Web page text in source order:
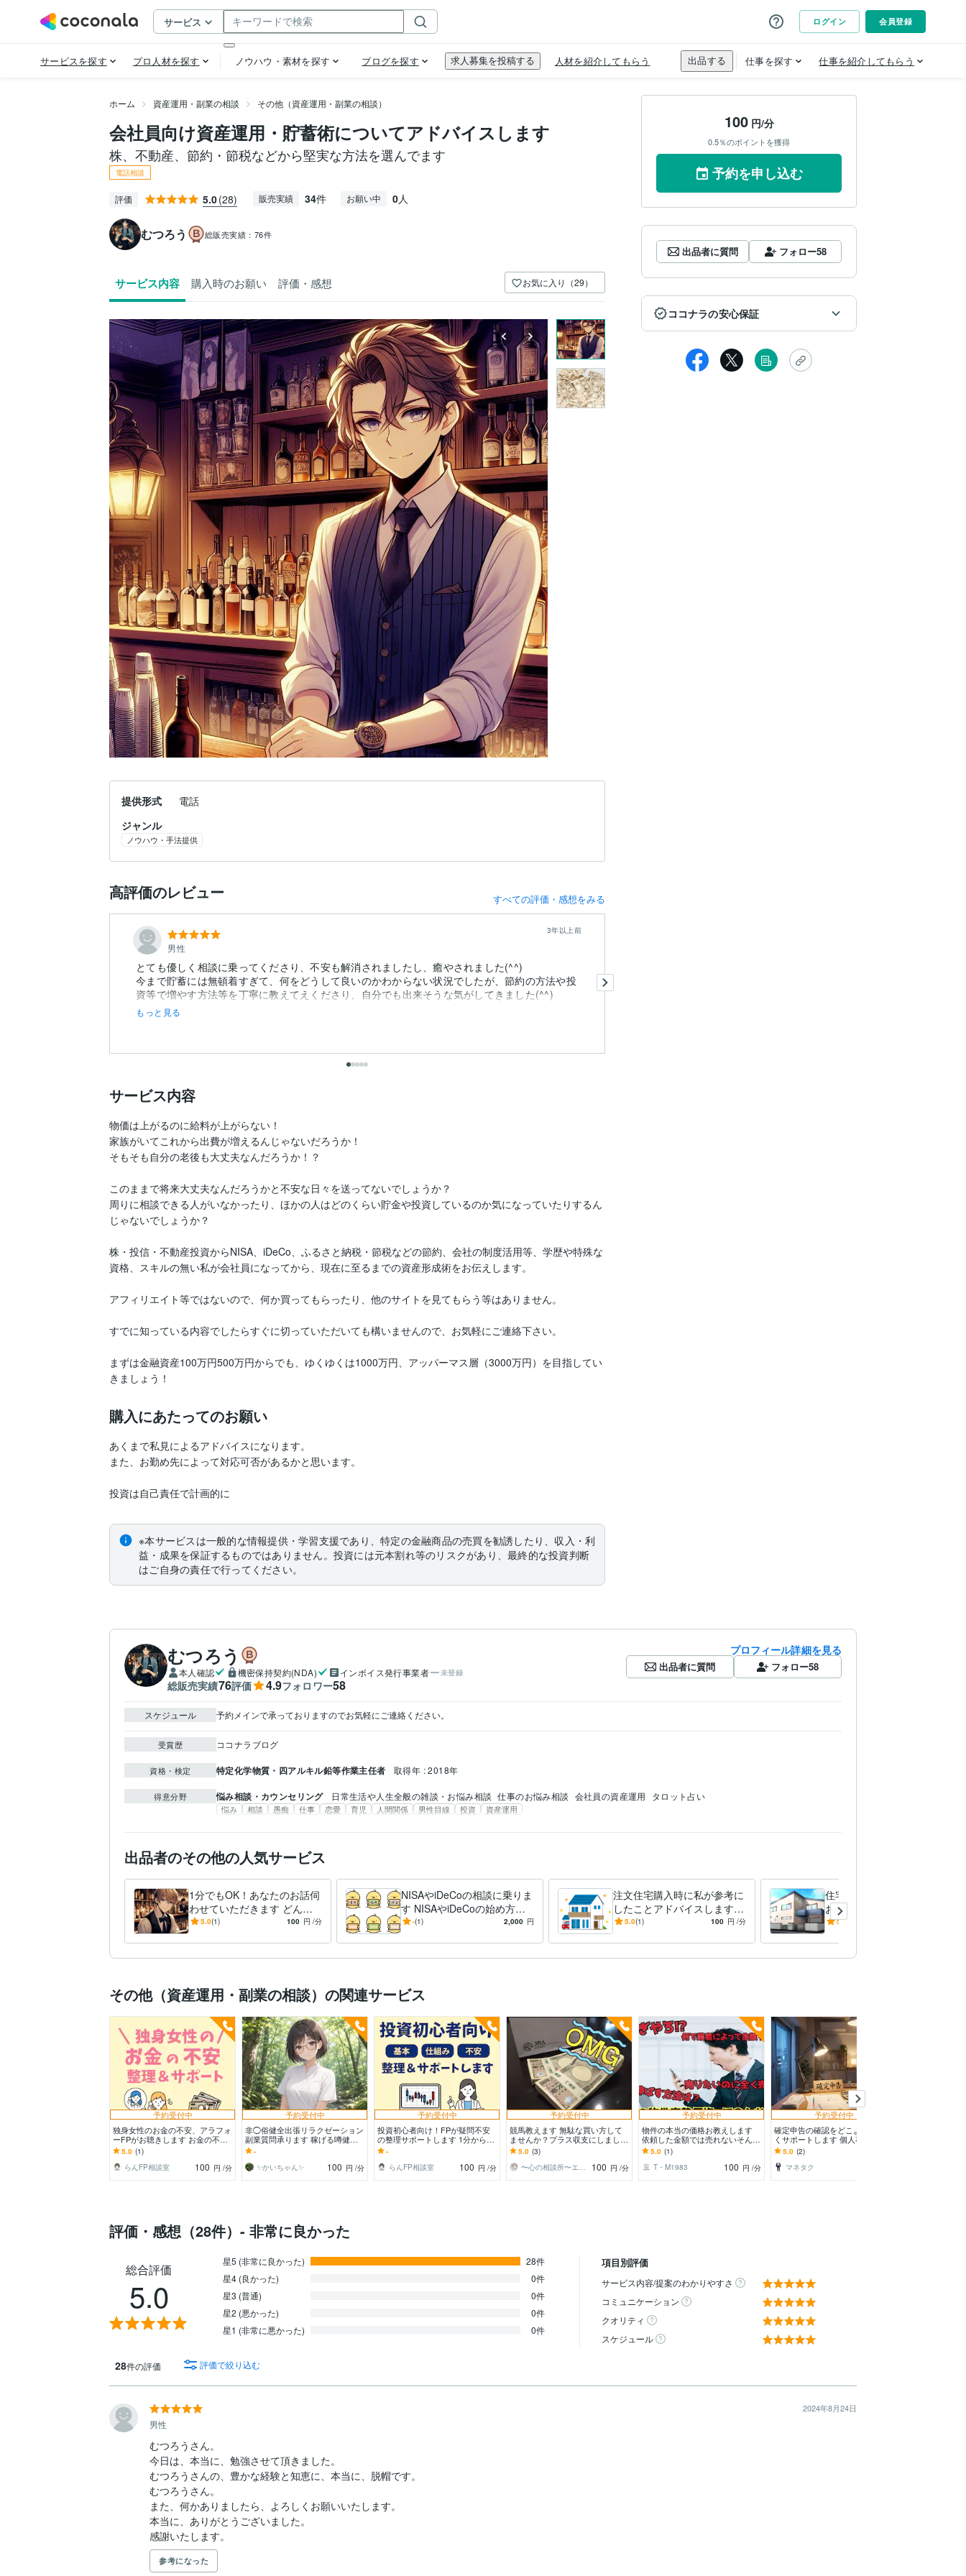
ホーム 資産運用・副業の相談 その他（資産運用・副業の相談）
会社員向け資産運用・貯蓄術についてアドバイスします
株、不動産、節約・節税などから堅実な方法を選んでます
電話相談
評価 5.0(28) 販売実績 34件 お願い中 0人
むつろう 総販売実績： 76件
サービス内容 購入時のお願い 評価・感想 お気に入り（29）
提供形式
電話
ジャンル
ノウハウ・手法提供
高評価のレビュー すべての評価・感想をみる
男性
3年以上前
とても優しく相談に乗ってくださり、不安も解消されましたし、癒やされました(^^)
今まで貯蓄には無頓着すぎて、何をどうして良いのかわからない状況でしたが、節約の方法や投
もっと見る
サービス内容
物価は上がるのに給料が上がらない！
家族がいてこれから出費が増えるんじゃないだろうか！
そもそも自分の老後も大丈夫なんだろうか！？
このままで将来大丈夫なんだろうかと不安な日々を送ってないでしょうか？
周りに相談できる人がいなかったり、ほかの人はどのくらい貯金や投資しているのか気になっていたりするん
じゃないでしょうか？
株・投信・不動産投資からNISA、iDeCo、ふるさと納税・節税などの節約、会社の制度活用等、学歴や特殊な
資格、スキルの無い私が会社員になってから、現在に至るまでの資産形成術をお伝えします。
アフィリエイト等ではないので、何か買ってもらったり、他のサイトを見てもらう等はありません。
すでに知っている内容でしたらすぐに切っていただいても構いませんので、お気軽にご連絡下さい。
まずは金融資産100万円500万円からでも、ゆくゆくは1000万円、アッパーマス層（3000万円）を目指してい
きましょう！
購入にあたってのお願い
あくまで私見によるアドバイスになります。
また、お勤め先によって対応可否があるかと思います。
投資は自己責任で計画的に
※本サービスは一般的な情報提供・学習支援であり、特定の金融商品の売買を勧誘したり、収入・利
益・成果を保証するものではありません。投資には元本割れ等のリスクがあり、最終的な投資判断
はご自身の責任で行ってください。
100円/分
0.5％のポイントを獲得
予約を申し込む
出品者に質問 フォロー58
ココナラの安心保証
むつろう
本人確認 機密保持契約(NDA) インボイス発行事業者 未登録
総販売実績76評価 4.9フォロワー58
プロフィール詳細を見る
出品者に質問 フォロー58
スケジュール 予約メインで承っておりますのでお気軽にご連絡ください。
受賞歴 ココナラブログ
資格・検定 特定化学物質・四アルキル鉛等作業主任者 取得年 : 2018年
得意分野 悩み相談・カウンセリング 日常生活や人生全般の雑談・お悩み相談 仕事のお悩み相談 会社員の資産運用 タロット占い
悩み 相談 愚痴 仕事 恋愛 育児 人間関係 男性目線 投資 資産運用
出品者のその他の人気サービス
1分でもOK！あなたのお話伺
わせていただきます どんな
内容でもお気軽にお話くださ
5.0(1) 100 円 /分
NISAやiDeCoの相談に乗りま
す NISAやiDeCoの始め方、
選び方をお手伝いします
-(1) 2,000 円
注文住宅購入時に私が参考に
したことアドバイスします
ハウスメーカー選定、間取り
5.0(1) 100 円 /分
住宅購入時に検討したことを
お伝えします 最低サービス
価格の3000円で提供します♪
5.0
その他（資産運用・副業の相談）の関連サービス
予約受付中
独身女性のお金の不安、アラフォ
ーFPがお聴きします お金の不安
について整理＆サポート！
5.0 (1)
らんFP相談室
100 円 /分
予約受付中
非◯俗健全出張リラクゼーション
副業質問承ります 稼げる噂健全
出張リラクゼーションの質問疑問
にお答え♪女性限定
-
✨️かいちゃん✨️
100 円 /分
予約受付中
投資初心者向け！FPが疑問不安
の整理サポートします 1分からの
短い時間からでもOKです！
-
らんFP相談室
100 円 /分
予約受付中
競馬教えます 無駄な買い方して
ませんか？プラス収支にしましょ
う！
5.0 (3)
〜心の相談所〜エガオ
100 円 /分
予約受付中
物件の本当の価格お教えします
依頼した金額では売れないそんな
貴方に本当のことお伝えします。
5.0 (1)
T・M1983
100 円 /分
予約受付中
確定申告の確認をどこよりもお安
くサポートします 個人事業主の
方や確定申告でお困りの方にFP
視点でお伝えします
5.0 (2)
マネタク
評価・感想（28件）- 非常に良かった
総合評価
5.0
星5 (非常に良かった)
28件
星4 (良かった)
0件
星3 (普通)
0件
星2 (悪かった)
0件
星1 (非常に悪かった)
0件
項目別評価
サービス内容/提案のわかりやすさ
コミュニケーション
クオリティ
スケジュール
28件の評価 評価で絞り込む
2024年8月24日
男性
むつろうさん。
今日は、本当に、勉強させて頂きました。
むつろうさんの、豊かな経験と知恵に、本当に、脱帽です。
むつろうさん。
また、何かありましたら、よろしくお願いいたします。
本当に、ありがとうございました。
感謝いたします。
参考になった